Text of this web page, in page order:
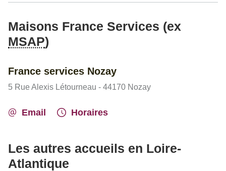
Maisons France Services (ex
MSAP)
France services Nozay
5 Rue Alexis Létourneau - 44170 Nozay
Email Horaires
Les autres accueils en Loire-
Atlantique